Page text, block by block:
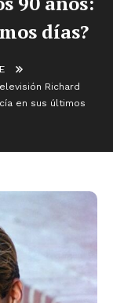
días?
Richard
en sus últimos